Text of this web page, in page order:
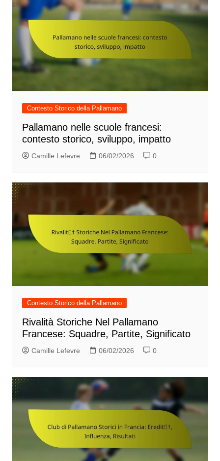
Contesto Storico della Pallamano
Pallamano nelle scuole francesi:
contesto storico, sviluppo, impatto
Camille Lefevre 06/02/2026 0
Contesto Storico della Pallamano
Rivalità Storiche Nel Pallamano
Francese: Squadre, Partite, Significato
Camille Lefevre 06/02/2026 0